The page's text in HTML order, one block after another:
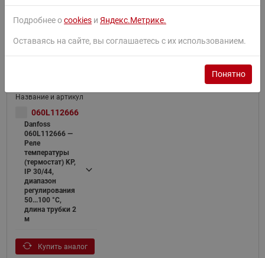
80...150 °C,
м
060L112666
Danfoss
060L112666 —
Реле
температуры
(термостат) KP,
IP 30/44,
диапазон
регулирования
50...100 °C,
длина трубки 2
м
Купить аналог
Подробнее оcookies и Яндекс.Метрике.
Оставаясь на сайте, вы соглашаетесь с их использованием.
Понятно